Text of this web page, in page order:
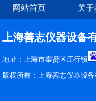
网站首页 关
上海善志仪器设备
地址：上海市奉贤区庄行镇
版权所有：上海善志仪器设